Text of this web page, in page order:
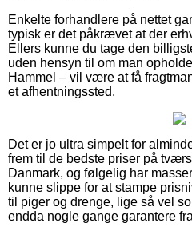
Enkelte forhandlere på nettet
typisk er det påkrævet at der
Ellers kunne du tage den
uden hensyn til om man
Hammel – vil være at få
et afhentningssted.
Det er jo ultra simpelt for
frem til de bedste priser på
Danmark, og følgelig har
kunne slippe for at stampe
til piger og drenge, lige så vel
endda nogle gange garantere